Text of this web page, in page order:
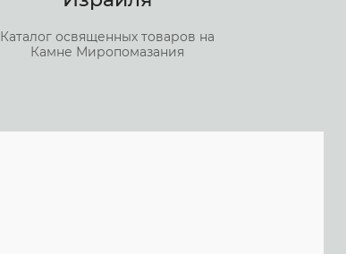
Каталог освященных товаров на
Камне Миропомазания